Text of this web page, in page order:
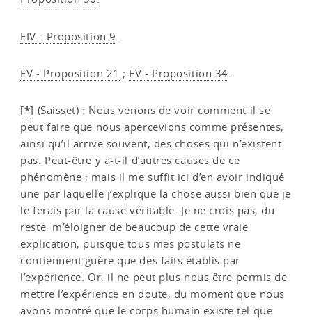
EIV - Proposition 9
EV - Proposition 21 ; EV - Proposition 34.
[*] (Saisset) : Nous venons de voir comment il se
peut faire que nous apercevions comme présentes,
ainsi qu’il arrive souvent, des choses qui n’existent
pas. Peut-être y a-t-il d’autres causes de ce
phénomène ; mais il me suffit ici d’en avoir indiqué
une par laquelle j’explique la chose aussi bien que je
le ferais par la cause véritable. Je ne crois pas, du
reste, m’éloigner de beaucoup de cette vraie
explication, puisque tous mes postulats ne
contiennent guère que des faits établis par
l’expérience. Or, il ne peut plus nous être permis de
mettre l’expérience en doute, du moment que nous
avons montré que le corps humain existe tel que